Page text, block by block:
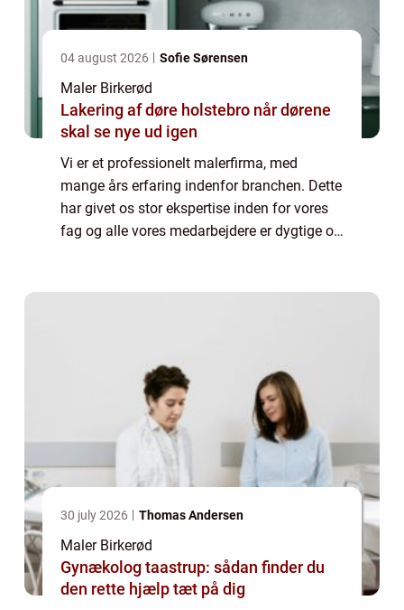
04 august 2026 Sofie Sørensen
Maler Birkerød
Lakering af døre holstebro når dørene
skal se nye ud igen
Vi er et professionelt malerfirma, med
mange års erfaring indenfor branchen. Dette
har givet os stor ekspertise inden for vores
fag og alle vores medarbejdere er dygtige og
30 july 2026 Thomas Andersen
Maler Birkerød
Gynækolog taastrup: sådan finder du
den rette hjælp tæt på dig